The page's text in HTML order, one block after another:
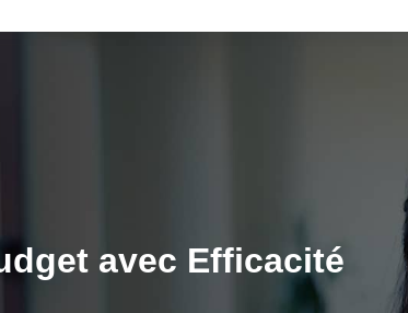
avec Efficacité